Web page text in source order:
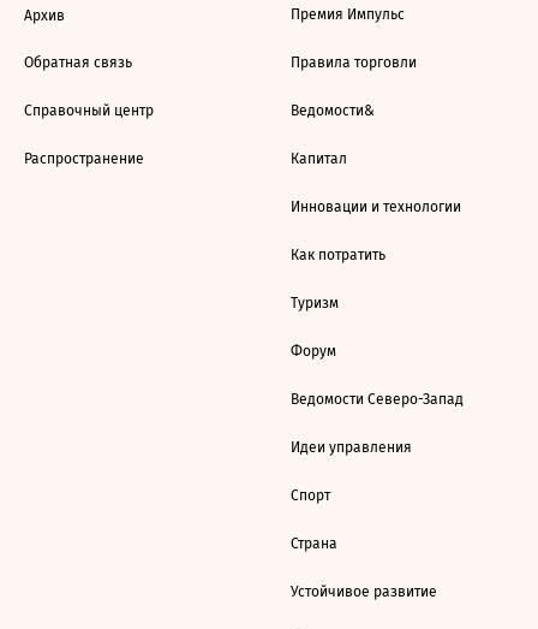
Архив
Обратная связь
Справочный центр
Распространение
Премия Импульс
Правила торговли
Ведомости&
Капитал
Инновации и технологии
Как потратить
Туризм
Форум
Ведомости Северо-Запад
Идеи управления
Спорт
Страна
Устойчивое развитие